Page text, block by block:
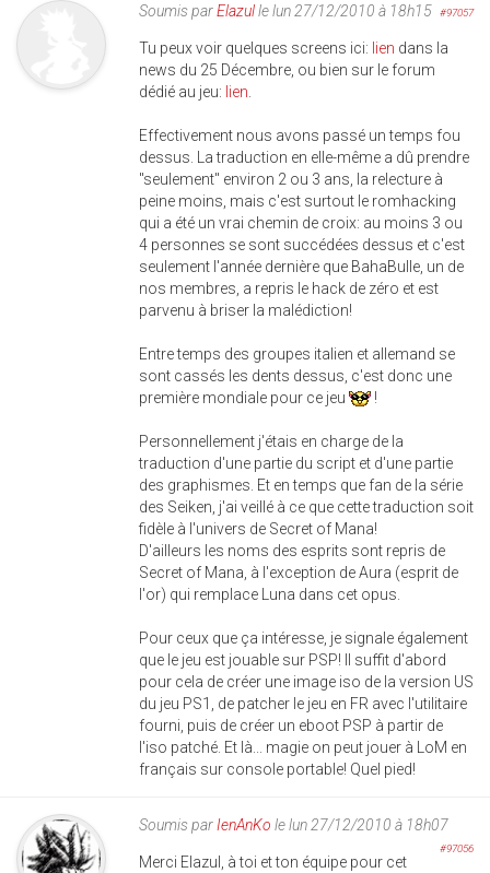
Soumis parElazulle lun 27/12/2010 à 18h15 #97057
Tu peux voir quelques screens ici: lien dans la
news du 25 Décembre, ou bien sur le forum
dédié au jeu: lien
Effectivement nous avons passé un temps fou
dessus. La traduction en elle-même a dû prendre
"seulement" environ 2 ou 3 ans, la relecture à
peine moins, mais c'est surtout le romhacking
qui a été un vrai chemin de croix: au moins 3 ou
4 personnes se sont succédées dessus et c'est
seulement l'année dernière que BahaBulle, un de
nos membres, a repris le hack de zéro et est
parvenu à briser la malédiction!
Entre temps des groupes italien et allemand se
sont cassés les dents dessus, c'est donc une
première mondiale pour ce jeu
!
Personnellement j'étais en charge de la
traduction d'une partie du script et d'une partie
des graphismes. Et en temps que fan de la série
des Seiken, j'ai veillé à ce que cette traduction soit
fidèle à l'univers de Secret of Mana!
D'ailleurs les noms des esprits sont repris de
Secret of Mana, à l'exception de Aura (esprit de
l'or) qui remplace Luna dans cet opus.
Pour ceux que ça intéresse, je signale également
que le jeu est jouable sur PSP! Il suffit d'abord
pour cela de créer une image iso de la version US
du jeu PS1, de patcher le jeu en FR avec l'utilitaire
fourni, puis de créer un eboot PSP à partir de
l'iso patché. Et là... magie on peut jouer à LoM en
français sur console portable! Quel pied!
Soumis par IenAnKo le lun 27/12/2010 à 18h07
#97056
Merci Elazul, à toi et ton équipe pour cet